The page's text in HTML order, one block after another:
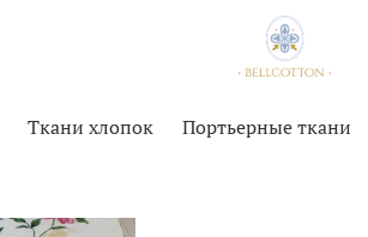
Ткани хлопок Портьерные ткани